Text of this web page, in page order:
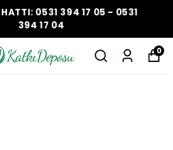
0531 394 17 05 - 0531
394 17 04
0